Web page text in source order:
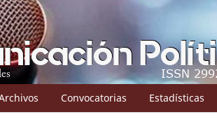
Convocatorias Estadísticas